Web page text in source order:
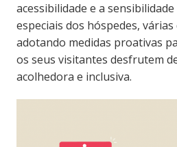
acessibilidade e a
especiais dos hóspedes,
adotando medidas proativas
os seus visitantes desfrutem
acolhedora e inclusiva.